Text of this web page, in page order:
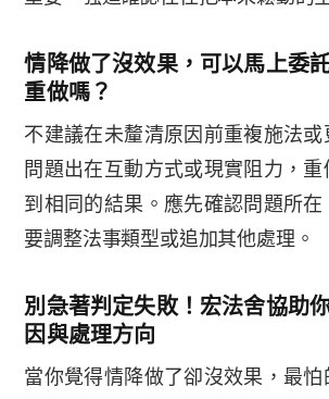
情降做了沒效果，可以馬上委
重做嗎？
不建議在未釐清原因前重複施法
問題出在互動方式或現實阻力，
到相同的結果。應先確認問題所
要調整法事類型或追加其他處理。
別急著判定失敗！宏法舍協助
因與處理方向
當你覺得情降做了卻沒效果，最怕